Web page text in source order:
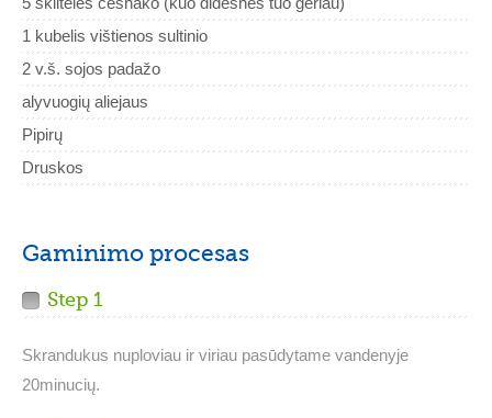
1 kubelis vištienos sultinio
2 v.š. sojos padažo
alyvuogių aliejaus
Pipirų
Druskos
Gaminimo procesas
Step 1
Skrandukus nuploviau ir viriau pasūdytame vandenyje
20minucių.